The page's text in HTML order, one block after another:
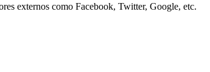
externos como Facebook, Twitter, Google, etc.